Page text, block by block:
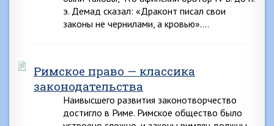
э. Демад сказал: «Драконт писал свои
законы не чернилами, а кровью»….
Римское право — классика
законодательства
Наивысшего развития законотворчество
достигло в Риме. Римское общество было